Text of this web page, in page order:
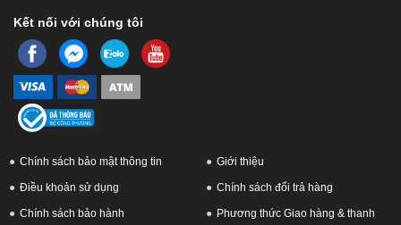
Kết nối với chúng tôi
Chính sách bảo mật thông tin Giới thiệu
Điều khoản sử dụng Chính sách đổi trả hàng
Chính sách bảo hành
Phương thức Giao hàng & thanh